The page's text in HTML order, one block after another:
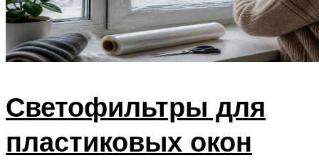
Светофильтры для
пластиковых окон